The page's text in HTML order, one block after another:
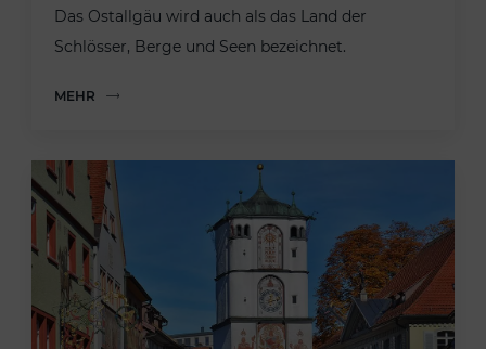
Das Ostallgäu wird auch als das Land der
Schlösser, Berge und Seen bezeichnet.
MEHR